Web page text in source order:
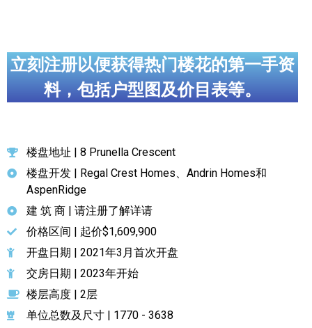
立刻注册以便获得热门楼花的第一手资
料，包括户型图及价目表等。
楼盘地址 | 8 Prunella Crescent
楼盘开发 | Regal Crest Homes、Andrin Homes和
AspenRidge
建 筑 商 | 请注册了解详请
价格区间 | 起价$1,609,900
开盘日期 | 2021年3月首次开盘
交房日期 | 2023年开始
楼层高度 | 2层
单位总数及尺寸 | 1770 - 3638